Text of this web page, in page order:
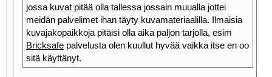
jossa kuvat pitää olla tallessa jossain muualla jottei
meidän palvelimet ihan täyty kuvamateriaalilla. Ilmaisia
kuvajakopaikkoja pitäisi olla aika paljon tarjolla, esim
Bricksafe palvelusta olen kuullut hyvää vaikka itse en oo
sitä käyttänyt.